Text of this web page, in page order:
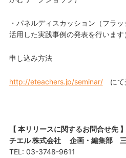
・パネルディスカッション（フラ
活用した実践事例の発表を行います）
申し込み方法
http://eteachers.jp/seminar/にて
【 本リリースに関するお問合せ先 】
チエル 株式会社 企画・編集部
TEL: 03-3748-9611